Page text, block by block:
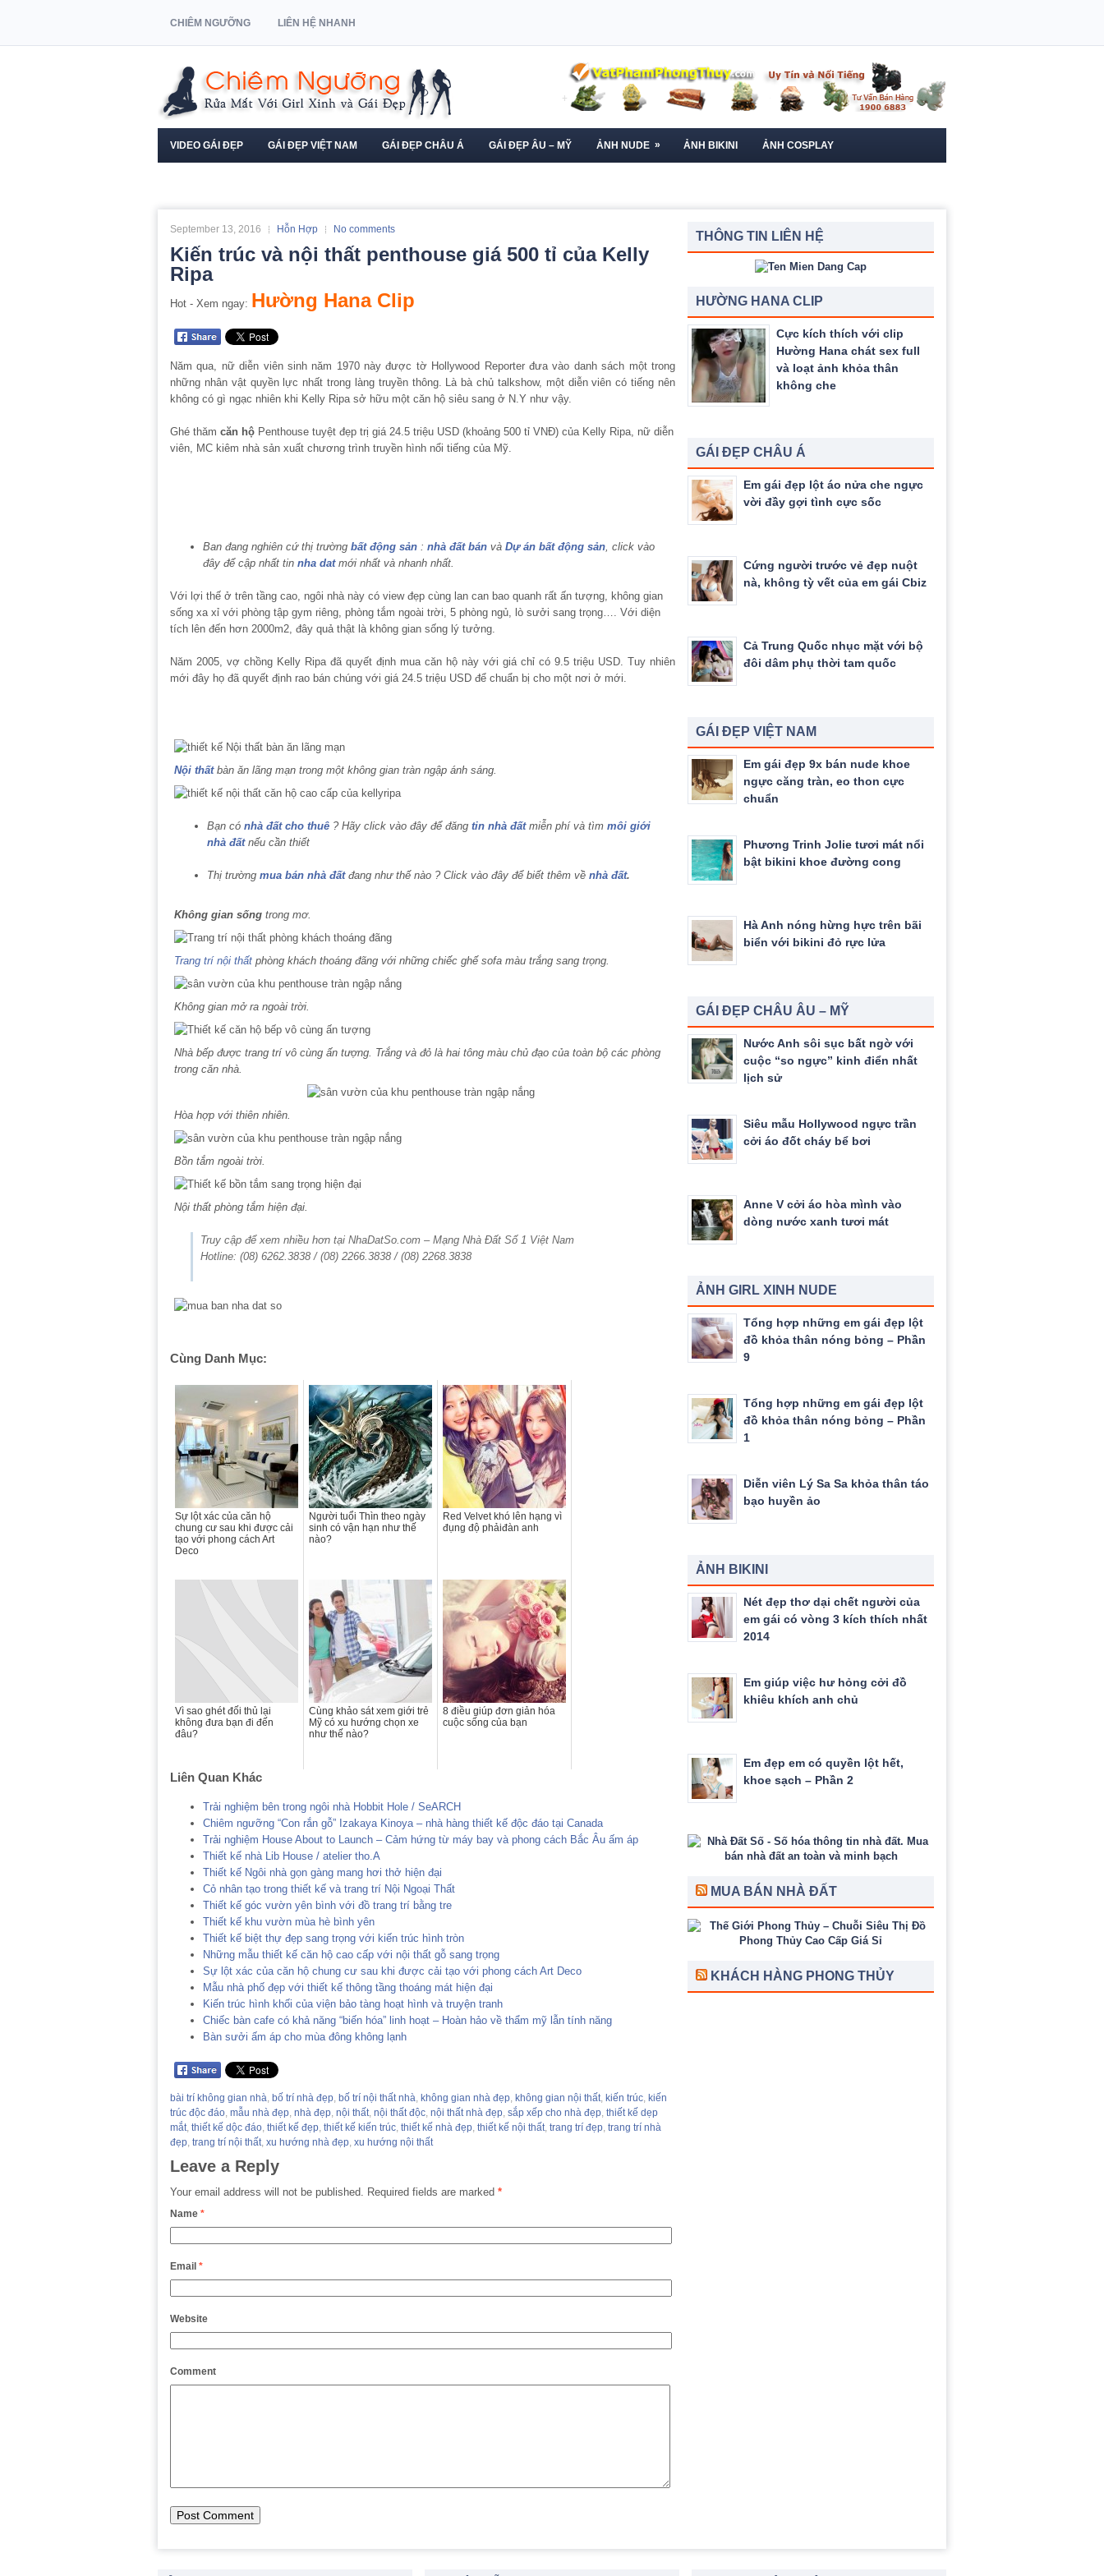
CHIÊM NGƯỠNG LIÊN HỆ NHANH
VIDEO GÁI ĐẸP GÁI ĐẸP VIỆT NAM GÁI ĐẸP CHÂU Á GÁI ĐẸP ÂU – MỸ ẢNH NUDE » ẢNH BIKINI ẢNH COSPLAY
September 13, 2016 Hỗn Hợp No comments
Kiến trúc và nội thất penthouse giá 500 tỉ của Kelly
Ripa
Hot - Xem ngay: Hường Hana Clip
Năm qua, nữ diễn viên sinh năm 1970 này được tờ Hollywood Reporter đưa vào danh sách một trong
những nhân vật quyền lực nhất trong làng truyền thông. Là bà chủ talkshow, một diễn viên có tiếng nên
không có gì ngạc nhiên khi Kelly Ripa sở hữu một căn hộ siêu sang ở N.Y như vậy.
Ghé thăm căn hộ Penthouse tuyệt đẹp trị giá 24.5 triệu USD (khoảng 500 tỉ VNĐ) của Kelly Ripa, nữ diễn
viên, MC kiêm nhà sản xuất chương trình truyền hình nổi tiếng của Mỹ.
Ban đang nghiên cứ thị trường bất động sản : nhà đất bán và Dự án bất động sản , click vào
đây để cập nhất tin nha dat mới nhất và nhanh nhất.
Với lợi thế ở trên tầng cao, ngôi nhà này có view đẹp cùng lan can bao quanh rất ấn tượng, không gian
sống xa xỉ với phòng tập gym riêng, phòng tắm ngoài trời, 5 phòng ngủ, lò sưởi sang trọng…. Với diện
tích lên đến hơn 2000m2 , đây quả thật là không gian sống lý tưởng.
Năm 2005, vợ chồng Kelly Ripa đã quyết định mua căn hộ này với giá chỉ có 9.5 triệu USD. Tuy nhiên
mới đây họ đã quyết định rao bán chúng với giá 24.5 triệu USD để chuẩn bị cho một nơi ở mới.
Nội thấtbàn ăn lãng mạn trong một không gian tràn ngập ánh sáng.
Bạn có nhà đất cho thuê ? Hãy click vào đây để đăng tin nhà đấtmiễn phí và tìm môi giới
nhà đấtnếu cần thiết
Thị trường mua bán nhà đấtđang như thế nào ? Click vào đây để biết thêm về nhà đất.
Không gian sống trong mơ.
Trang trí nội thất phòng khách thoáng đãng với những chiếc ghế sofa màu trắng sang trọng.
Không gian mở ra ngoài trời.
Nhà bếp được trang trí vô cùng ấn tượng. Trắng và đỏ là hai tông màu chủ đạo của toàn bộ các phòng
trong căn nhà.
Hòa hợp với thiên nhiên.
Bồn tắm ngoài trời.
Nội thất phòng tắm hiện đại.
Truy cập để xem nhiều hơn tại NhaDatSo.com – Mạng Nhà Đất Số 1 Việt Nam
Hotline: (08) 6262.3838 / (08) 2266.3838 / (08) 2268.3838
Cùng Danh Mục:
Sự lột xác của căn hộ
chung cư sau khi được cải
tạo với phong cách Art
Deco
Người tuổi Thìn theo ngày
sinh có vận hạn như thế
nào?
Red Velvet khó lên hạng vì
đụng độ phảiđàn anh
Vì sao ghét đối thủ lại
không đưa bạn đi đến
đâu?
Cùng khảo sát xem giới trẻ
Mỹ có xu hướng chọn xe
như thế nào?
8 điều giúp đơn giản hóa
cuộc sống của bạn
Liên Quan Khác
Trải nghiệm bên trong ngôi nhà Hobbit Hole / SeARCH
Chiêm ngưỡng “Con rắn gỗ” Izakaya Kinoya – nhà hàng thiết kế độc đáo tại Canada
Trải nghiệm House About to Launch – Cảm hứng từ máy bay và phong cách Bắc Âu ấm áp
Thiết kế nhà Lib House / atelier tho.A
Thiết kế Ngôi nhà gọn gàng mang hơi thở hiện đại
Cỏ nhân tạo trong thiết kế và trang trí Nội Ngoại Thất
Thiết kế góc vườn yên bình với đồ trang trí bằng tre
Thiết kế khu vườn mùa hè bình yên
Thiết kế biệt thự đẹp sang trọng với kiến trúc hình tròn
Những mẫu thiết kế căn hộ cao cấp với nội thất gỗ sang trọng
Sự lột xác của căn hộ chung cư sau khi được cải tạo với phong cách Art Deco
Mẫu nhà phố đẹp với thiết kế thông tầng thoáng mát hiện đại
Kiến trúc hình khối của viện bảo tàng hoạt hình và truyện tranh
Chiếc bàn cafe có khả năng “biến hóa” linh hoạt – Hoàn hảo về thẩm mỹ lẫn tính năng
Bàn sưởi ấm áp cho mùa đông không lạnh
bài trí không gian nhà, bố trí nhà đẹp, bố trí nội thất nhà, không gian nhà đẹp, không gian nội thất, kiến trúc, kiến
trúc độc đáo, mẫu nhà đẹp, nhà đẹp, nội thất, nội thất độc, nội thất nhà đẹp, sắp xếp cho nhà đẹp, thiết kế dẹp
mắt, thiết kế dộc đáo, thiết kế đẹp, thiết kế kiến trúc, thiết kế nhà đẹp, thiết kế nội thất, trang trí đẹp, trang trí nhà
đẹp, trang trí nội thất, xu hướng nhà đẹp, xu hướng nội thất
Leave a Reply
Your email address will not be published. Required fields are marked *
Name *
Email *
Website
Comment
THÔNG TIN LIÊN HỆ
HƯỜNG HANA CLIP
Cực kích thích với clip
Hường Hana chát sex full
và loạt ảnh khỏa thân
không che
GÁI ĐẸP CHÂU Á
Em gái đẹp lột áo nửa che ngực
vời đầy gợi tình cực sốc
Cứng người trước vẻ đẹp nuột
nà, không tỳ vết của em gái Cbiz
Cả Trung Quốc nhục mặt với bộ
đôi dâm phụ thời tam quốc
GÁI ĐẸP VIỆT NAM
Em gái đẹp 9x bán nude khoe
ngực căng tràn, eo thon cực
chuẩn
Phương Trinh Jolie tươi mát nổi
bật bikini khoe đường cong
Hà Anh nóng hừng hực trên bãi
biển với bikini đỏ rực lửa
GÁI ĐẸP CHÂU ÂU – MỸ
Nước Anh sôi sục bất ngờ với
cuộc “so ngực” kinh điển nhất
lịch sử
Siêu mẫu Hollywood ngực trần
cởi áo đốt cháy bể bơi
Anne V cởi áo hòa mình vào
dòng nước xanh tươi mát
ẢNH GIRL XINH NUDE
Tổng hợp những em gái đẹp lột
đồ khỏa thân nóng bỏng – Phần
9
Tổng hợp những em gái đẹp lột
đồ khỏa thân nóng bỏng – Phần
1
Diễn viên Lý Sa Sa khỏa thân táo
bạo huyền ảo
ẢNH BIKINI
Nét đẹp thơ dại chết người của
em gái có vòng 3 kích thích nhất
2014
Em giúp việc hư hỏng cởi đồ
khiêu khích anh chủ
Em đẹp em có quyền lột hết,
khoe sạch – Phần 2
MUA BÁN NHÀ ĐẤT
KHÁCH HÀNG PHONG THỦY